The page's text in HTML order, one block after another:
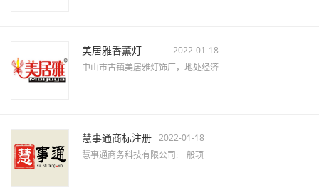
美居雅香薰灯
2022-01-18
中山市古镇美居雅灯饰厂，地处经济
慧事通商标注册 2022-01-18
慧事通商务科技有限公司:一般项